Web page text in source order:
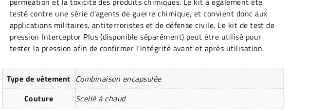
testé contre une série d'agents de guerre chimique, et convient donc aux
applications militaires, antiterroristes et de défense civile. Le kit de test de
pression Interceptor Plus (disponible séparément) peut être utilisé pour
tester la pression afin de confirmer l'intégrité avant et après utilisation.
Type de vêtement Combinaison encapsulée
Couture
Scellé à chaud